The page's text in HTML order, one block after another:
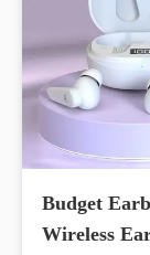
Budget
Wireless